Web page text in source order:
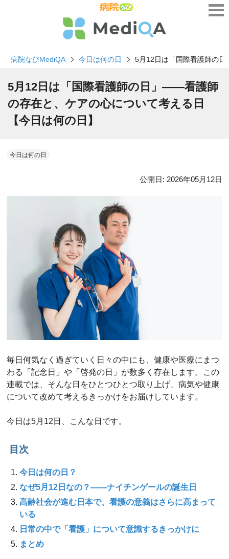
病院なびMediQA 今日は何の日 5月12日は「国際看護師の
5月12日は「国際看護師の日」――看護師
の存在と、ケアの心について考える日
【今日は何の日】
今日は何の日
公開日: 2026年05月12日
毎日何気なく過ぎていく日々の中にも、健康や医療にまつ
わる「記念日」や「啓発の日」が数多く存在します。この
連載では、そんな日をひとつひとつ取り上げ、病気や健康
について改めて考えるきっかけをお届けしています。
今日は5月12日、こんな日です。
目次
今日は何の日？
なぜ5月12日なの？――ナイチンゲールの誕生日
高齢社会が進む日本で、看護の意義はさらに高まって
いる
日常の中で「看護」について意識するきっかけに
まとめ